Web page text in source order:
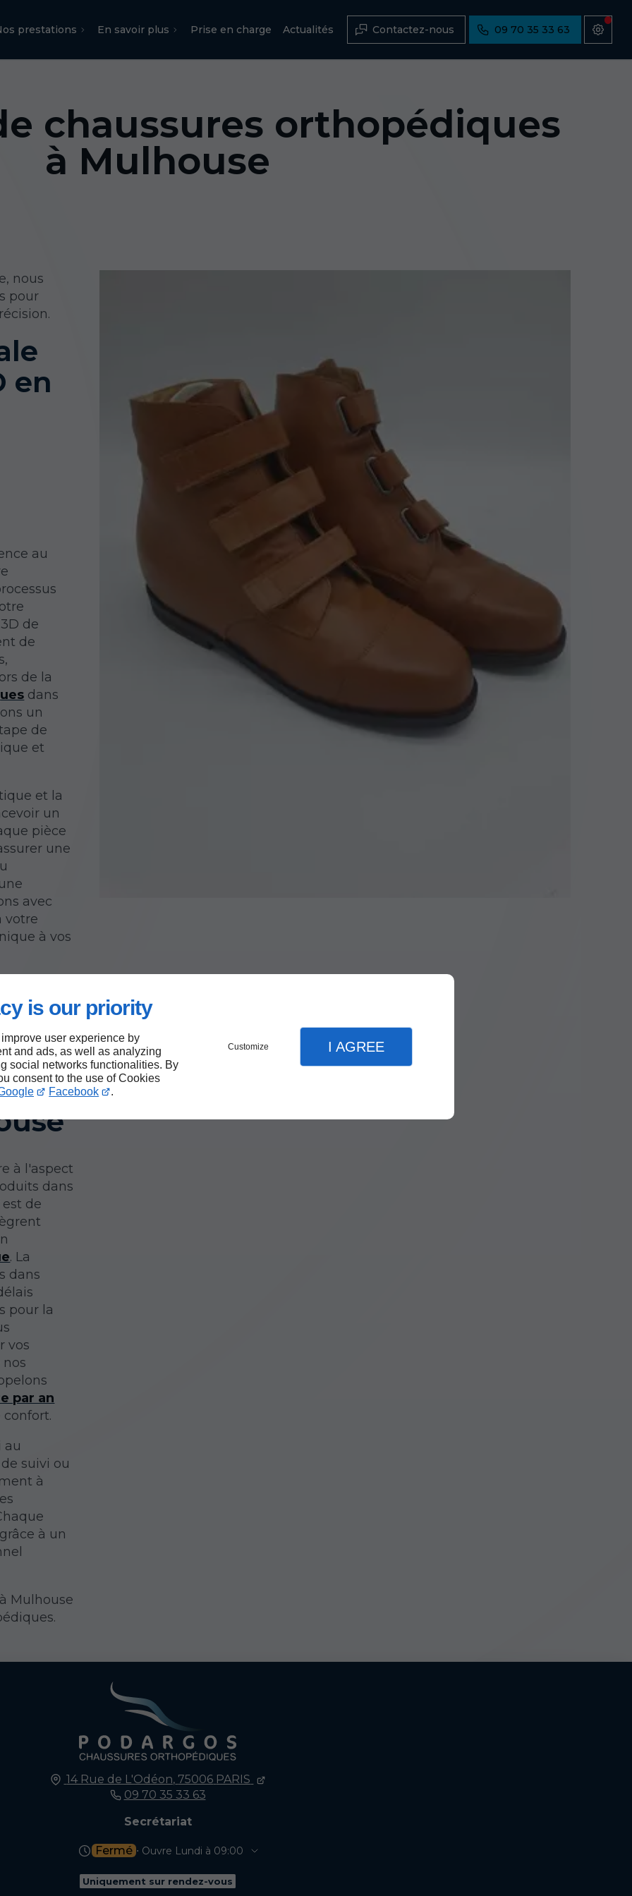
is our priority
user experience by
and ads, as well as analyzing
social networks functionalities. By
consent to the use of Cookies
Facebook .
Customize I AGREE
prestations En savoir plus Prise en charge Actualités Contactez-nous 09 70 35 33 63
chaussures orthopédiques
à Mulhouse
nous
pour
en
au
de
de
de la
dans
un
de
et
et la
un
pièce
une
avec
votre
à vos
à l'aspect
dans
de
. La
dans
pour la
vos
par an
au
suivi ou
à
à un
Mulhouse
14 Rue de L'Odéon, 75006 PARIS
09 70 35 33 63
Secrétariat
Fermé ⋅ Ouvre Lundi à 09:00
Uniquement sur rendez-vous